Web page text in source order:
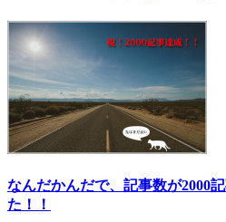
なんだかんだで、記事数が2000
た！！